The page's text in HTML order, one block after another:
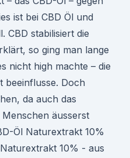
ist bei CBD Öl und
CBD stabilisiert die
so ging man lange
nicht high machte – die
beeinflusse. Doch
da auch das
äusserst
Öl Naturextrakt 10%
10% - aus